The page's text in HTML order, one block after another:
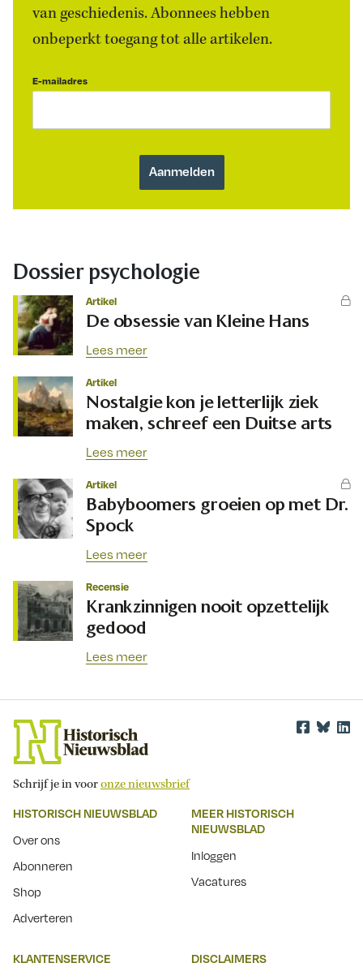
van geschiedenis. Abonnees hebben
onbeperkt toegang tot alle artikelen.
E-mailadres
Dossier psychologie
Artikel
De obsessie van Kleine Hans
Lees meer
Artikel
Nostalgie kon je letterlijk ziek
maken, schreef een Duitse arts
Lees meer
Artikel
Babyboomers groeien op met Dr.
Spock
Lees meer
Recensie
Krankzinnigen nooit opzettelijk
gedood
Lees meer
Schrijf je in vooronze nieuwsbrief
HISTORISCH NIEUWSBLAD
Over ons
Abonneren
Shop
Adverteren
MEER HISTORISCH
NIEUWSBLAD
Inloggen
Vacatures
KLANTENSERVICE
DISCLAIMERS